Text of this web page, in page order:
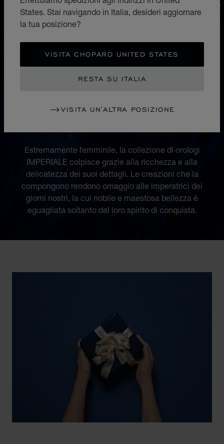
States. Stai navigando in Italia, desideri aggiornare
la tua posizione?
VISITA CHOPARD UNITED STATES
RESTA SU ITALIA
VISITA UN'ALTRA POSIZIONE
COLLEZIONE
Estremamente femminile, la collezione di orologi
IMPERIALE colpisce grazie alla ricchezza e alla
delicatezza dei suoi dettagli. Le creazioni che la
compongono rendono omaggio alle imperatrici dei
giorni nostri, la cui nobile e maestosa bellezza è
eguagliata soltanto dal loro spirito di conquista.